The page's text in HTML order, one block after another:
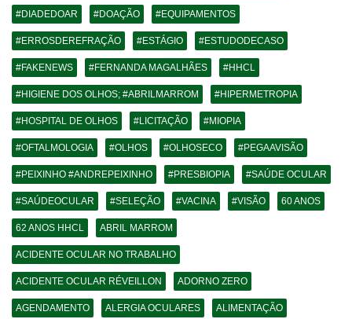
#DIADEDOAR #DOAÇÃO #EQUIPAMENTOS
#ERROSDEREFRAÇÃO #ESTÁGIO #ESTUDODECASO
#FAKENEWS #FERNANDA MAGALHÃES #HHCL
#HIGIENE DOS OLHOS; #ABRILMARROM #HIPERMETROPIA
#HOSPITAL DE OLHOS #LICITAÇÃO #MIOPIA
#OFTALMOLOGIA #OLHOS #OLHOSECO #PEGAAVISÃO
#PEIXINHO #ANDREPEIXINHO #PRESBIOPIA #SAÚDE OCULAR
#SAÚDEOCULAR #SELEÇÃO #VACINA #VISÃO 60 ANOS
62 ANOS HHCL ABRIL MARROM
ACIDENTE OCULAR NO TRABALHO
ACIDENTE OCULAR RÉVEILLON ADORNO ZERO
AGENDAMENTO ALERGIA OCULARES ALIMENTAÇÃO